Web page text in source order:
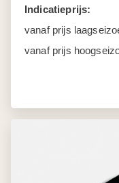
Indicatieprijs:
vanaf prijs
vanaf prijs